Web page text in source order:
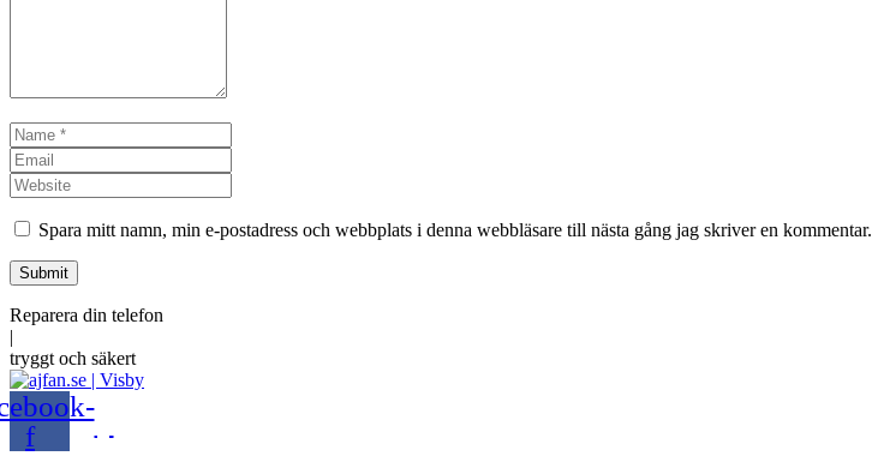
Name
*Email
Website
Spara mitt namn, min e-postadress och webbplats i denna webbläsare till nästa gång jag skriver en kommentar.
Submit
Reparera din telefon
|
tryggt och säkert
f